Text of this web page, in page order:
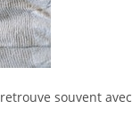
souvent avec